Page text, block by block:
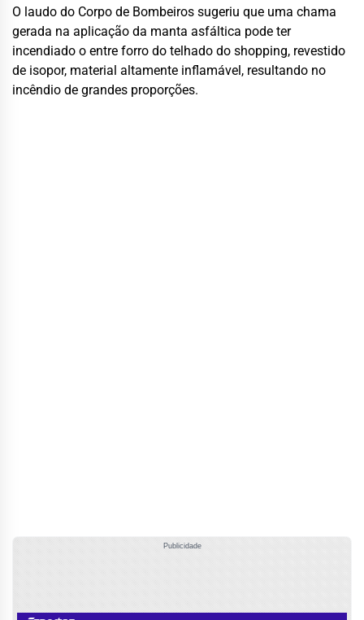
O laudo do Corpo de Bombeiros sugeriu que uma chama
gerada na aplicação da manta asfáltica pode ter
incendiado o entre forro do telhado do shopping, revestido
de isopor, material altamente inflamável, resultando no
incêndio de grandes proporções.
Publicidade